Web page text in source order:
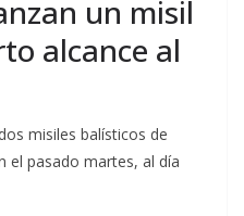
un misil
alcance al
misiles balísticos de
el pasado martes, al día